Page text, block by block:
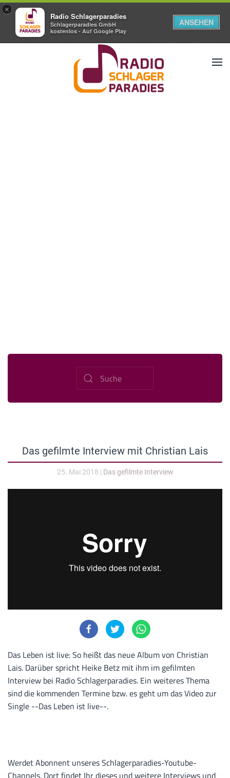
×
Radio Schlagerparadies
Schlagerparadies GmbH
kostenlos - Auf Google Play
ANSEHEN
Das gefilmte Interview mit Christian Lais
25. Mai 2018 | Das gefilmte Interview
Das Leben ist live: So heißt das neue Album von Christian
Lais. Darüber spricht Heike Betz mit ihm im gefilmten
Interview bei Radio Schlagerparadies. Ein weiteres Thema
sind die kommenden Termine bzw. es geht um das Video zur
Single --Das Leben ist live--.
Werdet Abonnent unseres Schlagerparadies-Youtube-
Channels. Dort findet Ihr dieses und weitere Interviews und